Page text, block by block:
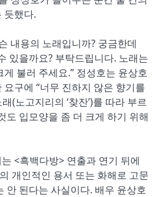
듯했다.
내용의 노래입니까? 궁금한데
있을까요? 부탁드립니다. 노래는
불러 주세요.” 정성호는 윤상호
구에 “너무 진하지 않은 향기를
(노고지리의 ‘찾잔’)를 따라 부르
도 입모양을 좀 더 크게 하기 위해
<흑백다방> 연출과 연기 뒤에
개인적인 용서 또는 화해로 고문
안 된다는 사실이다. 배우 윤상호